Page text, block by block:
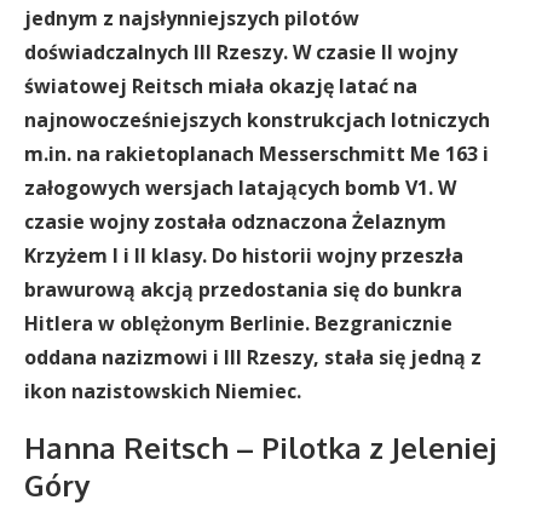
jednym z najsłynniejszych pilotów
doświadczalnych III Rzeszy. W czasie II wojny
światowej Reitsch miała okazję latać na
najnowocześniejszych konstrukcjach lotniczych
m.in. na rakietoplanach Messerschmitt Me 163 i
załogowych wersjach latających bomb V1. W
czasie wojny została odznaczona Żelaznym
Krzyżem I i II klasy. Do historii wojny przeszła
brawurową akcją przedostania się do bunkra
Hitlera w oblężonym Berlinie. Bezgranicznie
oddana nazizmowi i III Rzeszy, stała się jedną z
ikon nazistowskich Niemiec.
Hanna Reitsch – Pilotka z Jeleniej
Góry